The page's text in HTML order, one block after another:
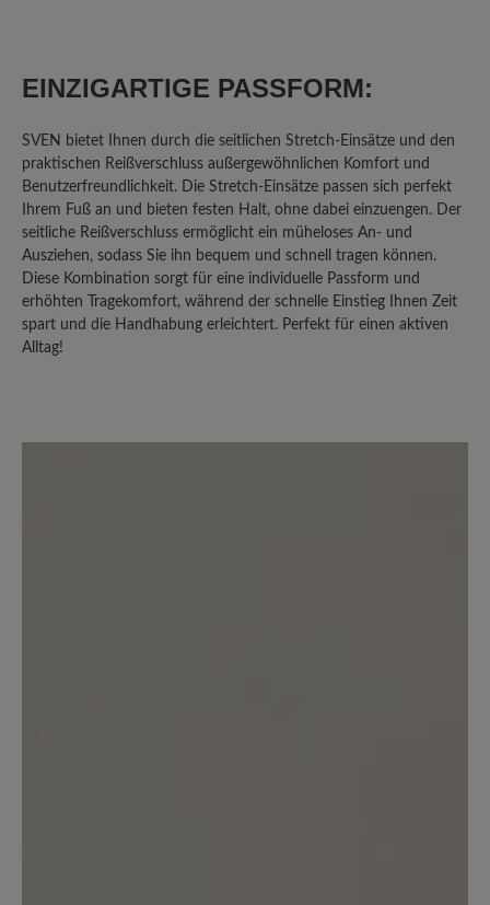
leide, bin ich froh diesen leichten und
haben
23. März 2025 09:14
Bewertung mit 5 von 5 Sternen
Super bequem
EINZIGARTIGE PASSFORM:
SVEN bietet Ihnen durch die seitlichen Stretch-Einsätze und den
praktischen Reißverschluss außergewöhnlichen Komfort und
Benutzerfreundlichkeit. Die Stretch-Einsätze passen sich perfekt
Ihrem Fuß an und bieten festen Halt, ohne dabei einzuengen. Der
seitliche Reißverschluss ermöglicht ein müheloses An- und
Ausziehen, sodass Sie ihn bequem und schnell tragen können.
Diese Kombination sorgt für eine individuelle Passform und
erhöhten Tragekomfort, während der schnelle Einstieg Ihnen Zeit
spart und die Handhabung erleichtert. Perfekt für einen aktiven
Alltag!